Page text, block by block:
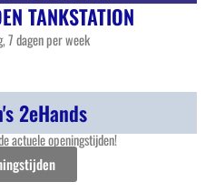
TANKSTATION
7 dagen per week
2eHands
actuele openingstijden!